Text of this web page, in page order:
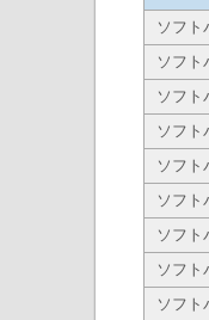
ソフト
ソフト
ソフト
ソフト
ソフト
ソフト
ソフト
ソフト
ソフト